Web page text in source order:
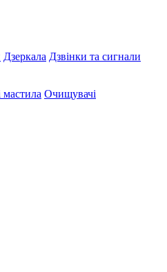
Дзеркала Дзвінки та сигнали
мастила Очищувачі